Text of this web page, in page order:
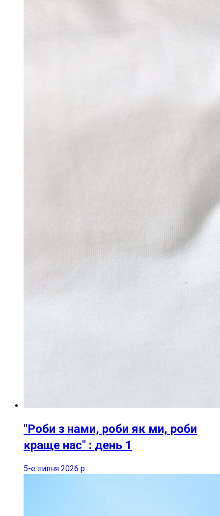
"Роби з нами, роби як ми, роби
краще нас" : день 1
5-е липня 2026 р.